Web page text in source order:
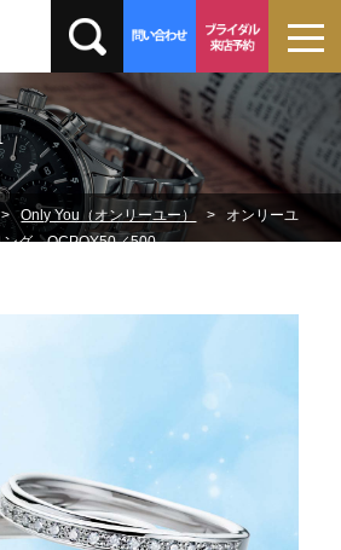
Only You（オンリーユー）
オンリーユ
グ QCPOY50／500